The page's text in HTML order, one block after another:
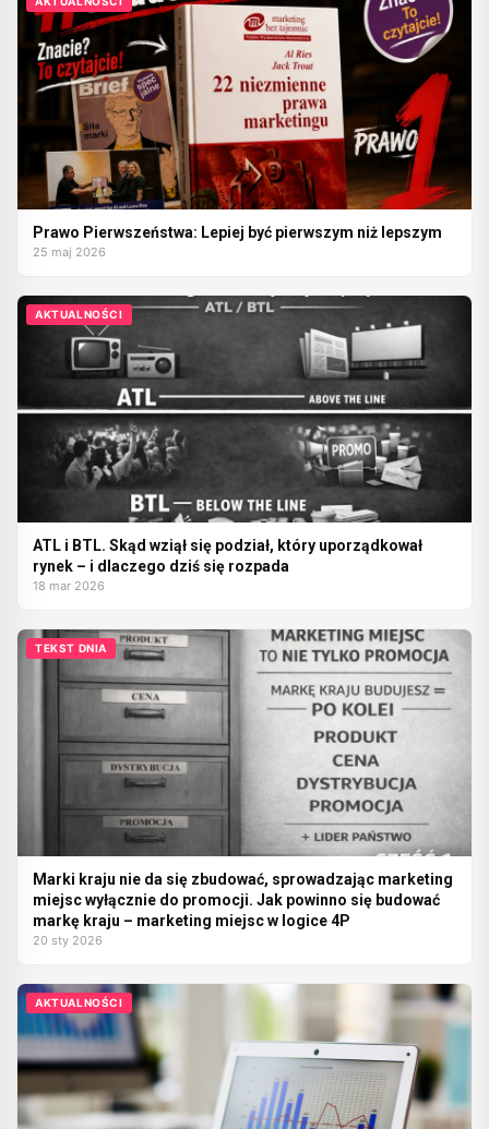
Prawo Pierwszeństwa: Lepiej być pierwszym niż lepszym
25 maj 2026
AKTUALNOŚCI
ATL i BTL. Skąd wziął się podział, który uporządkował
rynek – i dlaczego dziś się rozpada
18 mar 2026
TEKST DNIA
Marki kraju nie da się zbudować, sprowadzając marketing
miejsc wyłącznie do promocji. Jak powinno się budować
markę kraju – marketing miejsc w logice 4P
20 sty 2026
AKTUALNOŚCI